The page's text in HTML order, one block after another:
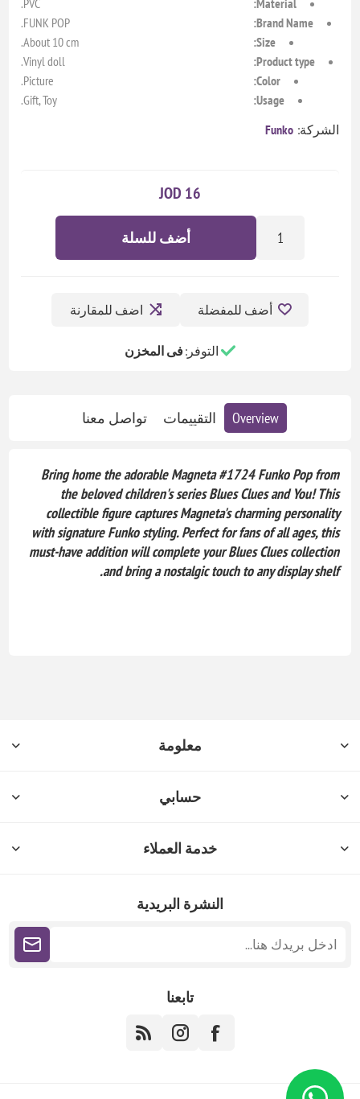
Brand Name:
FUNK POP.
Size:
About 10 cm.
Product type:
Vinyl doll.
Color:
Picture.
Usage:
Gift, Toy.
الشركة: Funko
16 JOD
أضف للسلة
أضف للمفضلة اضف للمقارنة
التوفر:فى المخزن
Overview التقييمات تواصل معنا
Bring home the adorable Magneta #1724 Funko Pop from
the beloved children's series Blues Clues and You! This
collectible figure captures Magneta's charming personality
with signature Funko styling. Perfect for fans of all ages, this
must-have addition will complete your Blues Clues collection
and bring a nostalgic touch to any display shelf.
معلومة
حسابي
خدمة العملاء
النشرة البريدية
تابعنا